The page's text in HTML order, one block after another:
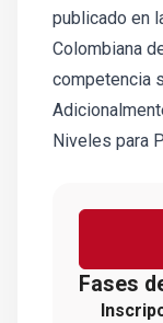
publicado en
Colombiana
competencia
Niveles para
Fases